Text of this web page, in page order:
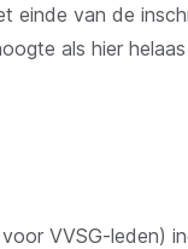
einde van de
als hier
VVSG-leden)